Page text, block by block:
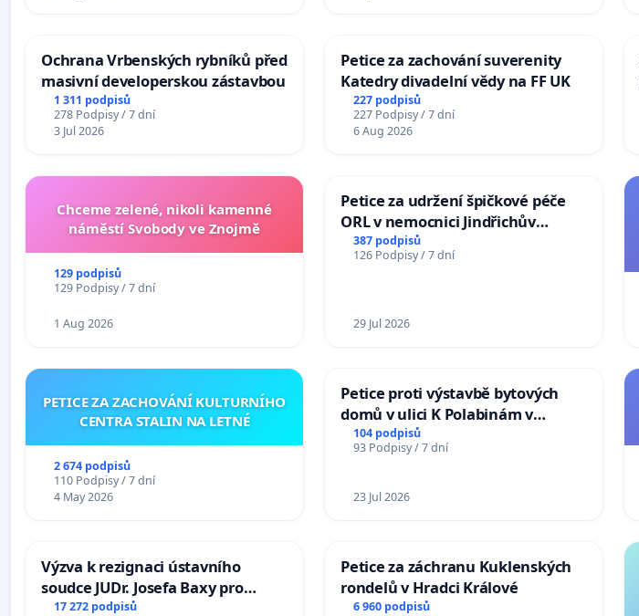
Ochrana Vrbenských rybníků před
masivní developerskou zástavbou
1 311 podpisů
278 Podpisy / 7 dní
3 Jul 2026
Petice za zachování suverenity
Katedry divadelní vědy na FF UK
227 podpisů
227 Podpisy / 7 dní
6 Aug 2026
Chceme zelené, nikoli kamenné
náměstí Svobody ve Znojmě
129 podpisů
129 Podpisy / 7 dní
1 Aug 2026
Petice za udržení špičkové péče
ORL v nemocnici Jindřichův
Hradec
387 podpisů
126 Podpisy / 7 dní
29 Jul 2026
PETICE ZA ZACHOVÁNÍ KULTURNÍHO
CENTRA STALIN NA LETNÉ
2 674 podpisů
110 Podpisy / 7 dní
4 May 2026
Petice proti výstavbě bytových
domů v ulici K Polabinám v
Pardubicích
104 podpisů
93 Podpisy / 7 dní
23 Jul 2026
Výzva k rezignaci ústavního
soudce JUDr. Josefa Baxy pro
ohrožení důvěry ve spravedlivý
17 272 podpisů
Petice za záchranu Kuklenských
rondelů v Hradci Králové
6 960 podpisů